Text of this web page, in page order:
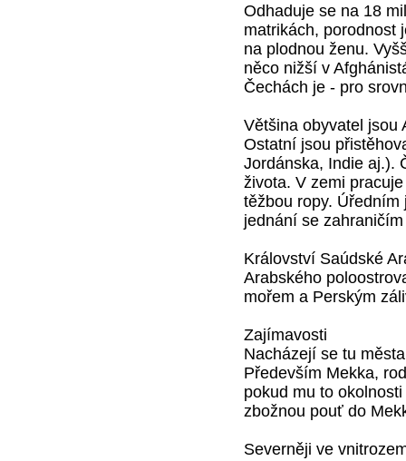
Odhaduje se na 18
matrikách, porodnost
na plodnou ženu.
něco nižší v
Čechách je - pro
Většina obyvatel jsou
Ostatní jsou
Jordánska, Indie aj.).
života. V zemi
těžbou ropy.
jednání se
Království Saúdské
Arabského
mořem a Perským
Zajímavosti
Nacházejí se tu
Především Mekka,
pokud mu to
zbožnou pouť do
Severněji ve